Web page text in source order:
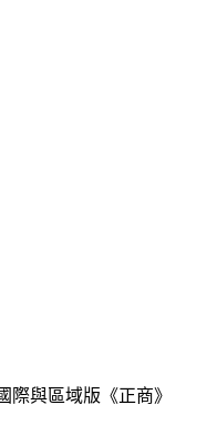
與區域版《正商》